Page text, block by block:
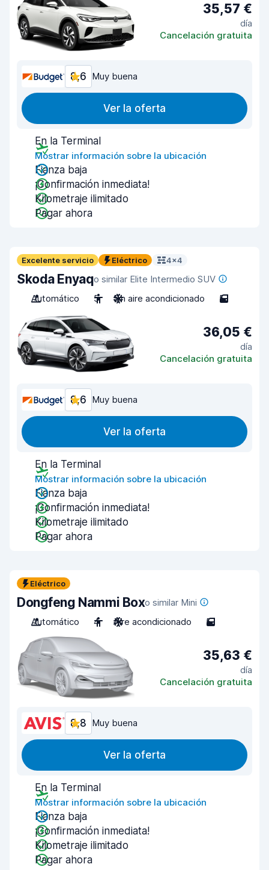
35,57 €
día
Cancelación gratuita
8,6 Muy buena
Ver la oferta
En la Terminal
Mostrar información sobre la ubicación
Fianza baja
¡Confirmación inmediata!
Kilometraje ilimitado
Pagar ahora
Excelente servicio Eléctrico 4x4
Skoda Enyaqo similar Elite Intermedio SUV
Automático
5 Sin aire acondicionado 5
36,05 €
día
Cancelación gratuita
8,6 Muy buena
Ver la oferta
En la Terminal
Mostrar información sobre la ubicación
Fianza baja
¡Confirmación inmediata!
Kilometraje ilimitado
Pagar ahora
Eléctrico
Dongfeng Nammi Boxo similar Mini
Automático
4 Aire acondicionado 5
35,63 €
día
Cancelación gratuita
8,8 Muy buena
Ver la oferta
En la Terminal
Mostrar información sobre la ubicación
Fianza baja
¡Confirmación inmediata!
Kilometraje ilimitado
Pagar ahora